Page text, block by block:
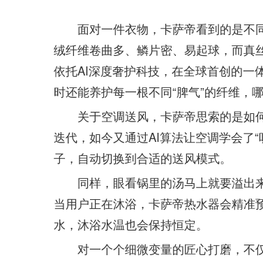
面对一件衣物，卡萨帝看到的是不
绒纤维卷曲多、鳞片密、易起球，而真
依托AI深度奢护科技，在全球首创的一
时还能养护每一根不同“脾气”的纤维，
关于空调送风，卡萨帝思索的是如
迭代，如今又通过AI算法让空调学会了
子，自动切换到合适的送风模式。
同样，眼看锅里的汤马上就要溢出
当用户正在沐浴，卡萨帝热水器会精准
水，沐浴水温也会保持恒定。
对一个个细微变量的匠心打磨，不